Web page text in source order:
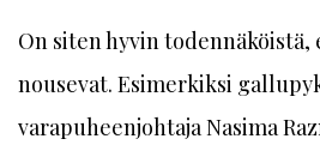
On siten hyvin todennäköistä,
nousevat. Esimerkiksi
varapuheenjohtaja Nasima